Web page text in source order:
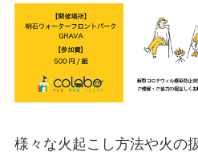
様々な火起こし方法や火の